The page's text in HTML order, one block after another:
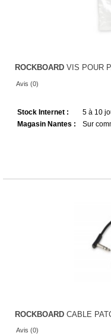
ROCKBOARD VIS POUR
Avis (0)
Stock Internet :
5 à 10
Magasin Nantes :
Sur
ROCKBOARD CABLE
Avis (0)